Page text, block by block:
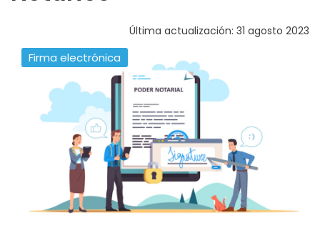
Última actualización: 31 agosto 2023
Firma electrónica